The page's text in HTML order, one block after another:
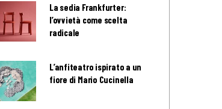
La sedia Frankfurter:
l’ovvietà come scelta
radicale
L’anfiteatro ispirato a un
fiore di Mario Cucinella